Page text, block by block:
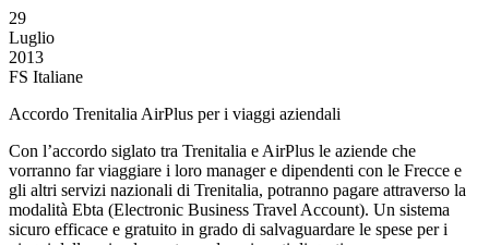
29
Luglio
2013
FS Italiane
Accordo Trenitalia AirPlus per i viaggi aziendali
Con l’accordo siglato tra Trenitalia e AirPlus le aziende che
vorranno far viaggiare i loro manager e dipendenti con le Frecce e
gli altri servizi nazionali di Trenitalia, potranno pagare attraverso la
modalità Ebta (Electronic Business Travel Account). Un sistema
sicuro efficace e gratuito in grado di salvaguardare le spese per i